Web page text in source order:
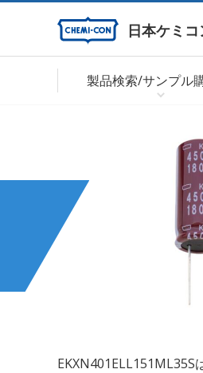
日本ケミ
製品検索/サンプル